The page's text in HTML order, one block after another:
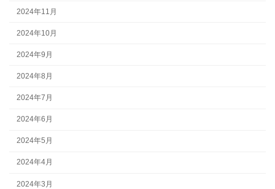
2024年11月
2024年10月
2024年9月
2024年8月
2024年7月
2024年6月
2024年5月
2024年4月
2024年3月